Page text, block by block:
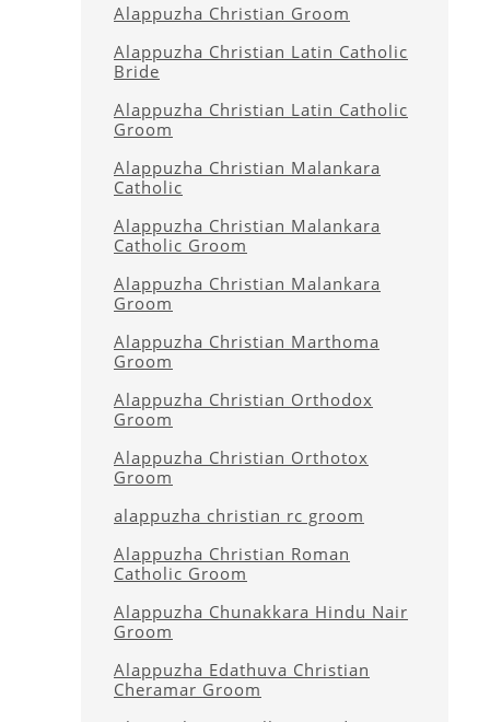
Alappuzha Christian Groom
Alappuzha Christian Latin Catholic
Bride
Alappuzha Christian Latin Catholic
Groom
Alappuzha Christian Malankara
Catholic
Alappuzha Christian Malankara
Catholic Groom
Alappuzha Christian Malankara
Groom
Alappuzha Christian Marthoma
Groom
Alappuzha Christian Orthodox
Groom
Alappuzha Christian Orthotox
Groom
alappuzha christian rc groom
Alappuzha Christian Roman
Catholic Groom
Alappuzha Chunakkara Hindu Nair
Groom
Alappuzha Edathuva Christian
Cheramar Groom